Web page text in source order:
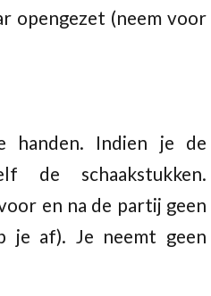
opengezet (neem voor
handen. Indien je de
de schaakstukken.
en na de partij geen
je af). Je neemt geen